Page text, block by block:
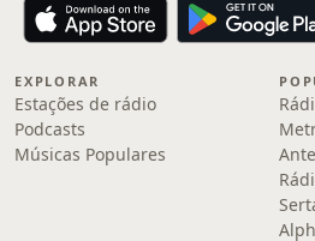
EXPLORAR
Estações de rádio
Podcasts
Músicas Populares